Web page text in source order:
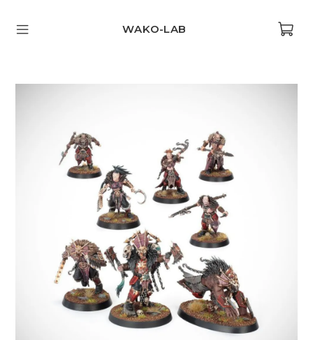
WAKO-LAB